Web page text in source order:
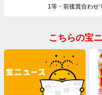
1等・前後賞合わせ
こちらの宝